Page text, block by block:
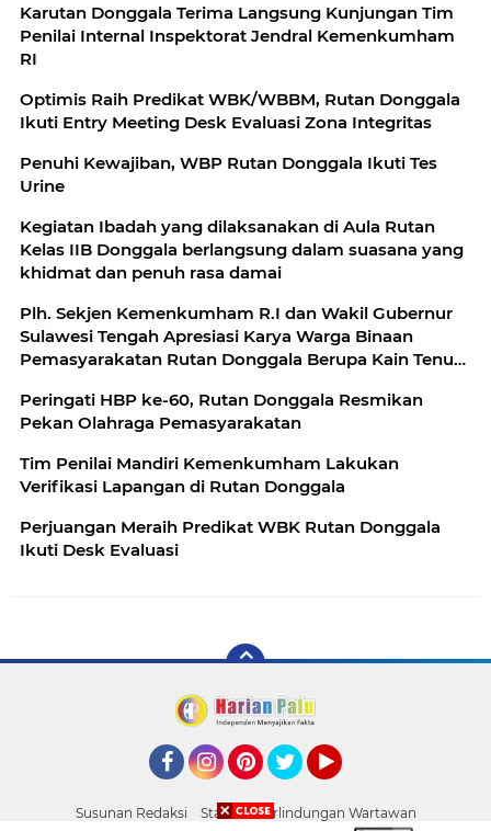
Karutan Donggala Terima Langsung Kunjungan Tim
Penilai Internal Inspektorat Jendral Kemenkumham
RI
Optimis Raih Predikat WBK/WBBM, Rutan Donggala
Ikuti Entry Meeting Desk Evaluasi Zona Integritas
Penuhi Kewajiban, WBP Rutan Donggala Ikuti Tes
Urine
Kegiatan Ibadah yang dilaksanakan di Aula Rutan
Kelas IIB Donggala berlangsung dalam suasana yang
khidmat dan penuh rasa damai
Plh. Sekjen Kemenkumham R.I dan Wakil Gubernur
Sulawesi Tengah Apresiasi Karya Warga Binaan
Pemasyarakatan Rutan Donggala Berupa Kain Tenun
Peringati HBP ke-60, Rutan Donggala Resmikan
Pekan Olahraga Pemasyarakatan
Tim Penilai Mandiri Kemenkumham Lakukan
Verifikasi Lapangan di Rutan Donggala
Perjuangan Meraih Predikat WBK Rutan Donggala
Ikuti Desk Evaluasi
Susunan Redaksi
Standar Perlindungan Wartawan